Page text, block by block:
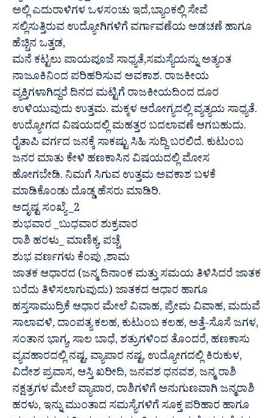
ಅಲ್ಲಿ ಎದುರಾಳಿಗಳ ಒಳಸಂಚು ಇದೆ,ಬ್ಯಾಂಕಲ್ಲಿ ಸೇವೆ
ಸಲ್ಲಿಸುತ್ತಿರುವ ಉದ್ಯೋಗಿಗಳಿಗೆ ವರ್ಗಾವಣೆಯ ಅಡಚಣೆ ಹಾಗೂ
ಹೆಚ್ಚಿನ ಒತ್ತಡ,
ಮನೆ ಕಟ್ಟಲು ಪಾಯಪೂಜೆ ಸಾಧ್ಯತೆ,ಸಮಸ್ಯೆಯನ್ನು ಅತ್ಯಂತ
ನಾಜೂಕಿನಿಂದ ಪರಿಹರಿಸುವ ಅವಕಾಶ. ರಾಜಕೀಯ
ವ್ಯಕ್ತಿಗಳಾಗಿದ್ದರೆ ದಿನದ ಮಟ್ಟಿಗೆ ರಾಜಕೀಯದಿಂದ ದೂರ
ಉಳಿಯುವುದು ಉತ್ತಮ. ಮಕ್ಕಳ ಆರೋಗ್ಯದಲ್ಲಿ ವ್ಯತ್ಯಯ ಸಾಧ್ಯತೆ.
ಉದ್ಯೋಗದ ವಿಷಯದಲ್ಲಿ ಮಹತ್ತರ ಬದಲಾವಣೆ ಆಗಬಹುದು.
ರೈತಾಪಿ ವರ್ಗದ ಜನಕ್ಕೆ ಸಾಕಷ್ಟು ಸಿಹಿ ಸುದ್ದಿ ಬರಲಿದೆ. ಕುಟುಂಬ
ಜನರ ಮಾತು ಕೇಳಿ ಹಣಕಾಸಿನ ವಿಷಯದಲ್ಲಿ ಮೋಸ
ಹೋಗಬೇಡಿ. ನಿಮಗೆ ಸಿಗುವ ಉತ್ತಮ ಅವಕಾಶ ಬಳಕೆ
ಮಾಡಿಕೊಂಡು ದೊಡ್ಡ ಹೆಸರು ಮಾಡಿರಿ.
ಅದೃಷ್ಟ ಸಂಖ್ಯೆ _2
ಶುಭವಾರ _ಬುಧವಾರ ಶುಕ್ರವಾರ
ರಾಶಿ ಹರಳು_ ಮಾಣಿಕ್ಯ, ಪಚ್ಚೆ
ಶುಭ ವರ್ಣಗಳು ಕೆಂಪು ,ಶಾಮ
ಜಾತಕ ಆಧಾರದ (ಜನ್ಮ ದಿನಾಂಕ ಮತ್ತು ಸಮಯ ತಿಳಿಸಿದರೆ ಜಾತಕ
ಬರೆದು ತಿಳಿಸಲಾಗುವುದು) ಜಾತಕದ ಆಧಾರ ಹಾಗೂ
ಹಸ್ತಸಾಮುದ್ರಿಕೆ ಆಧಾರ ಮೇಲೆ ವಿವಾಹ, ಪ್ರೇಮ ವಿವಾಹ, ಮದುವೆ
ಸಾಲಾವಳಿ, ದಾಂಪತ್ಯ ಕಲಹ, ಕುಟುಂಬ ಕಲಹ, ಅತ್ತೆ-ಸೊಸೆ ಜಗಳ,
ಸಂತಾನ ಭಾಗ್ಯ, ಸಾಲ ಬಾಧೆ, ಶತ್ರುಗಳಿಂದ ತೊಂದರೆ, ಹಣಕಾಸು
ವ್ಯವಹಾರದಲ್ಲಿ ನಷ್ಟ, ವ್ಯಾಪಾರ ನಷ್ಟ, ಉದ್ಯೋಗದಲ್ಲಿ ಕಿರುಕುಳ,
ವಿದೇಶ ಪ್ರವಾಸ, ಆಸ್ತಿ ಖರೀದಿ, ಜನವಶ ಧನವಶ, ಜನ್ಮ ರಾಶಿ
ನಕ್ಷತ್ರಗಳ ಮೇಲೆ ವ್ಯಾಪಾರ, ರಾಶಿಗಳಿಗೆ ಅನುಗುಣವಾಗಿ ಜನ್ಮರಾಶಿ
ಹರಳು, ಇನ್ನು ಮುಂತಾದ ಸಮಸ್ಯೆಗಳಿಗೆ ಸೂಕ್ತ ಪರಿಹಾರ ಹಾಗೂ